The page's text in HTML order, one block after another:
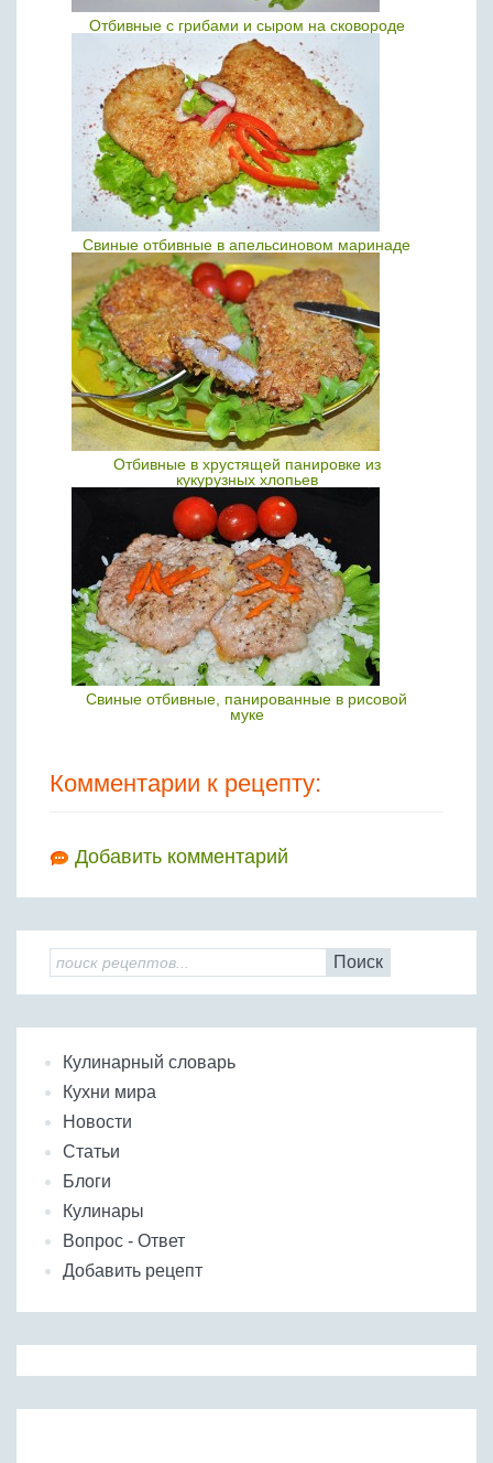
Отбивные с грибами и сыром на сковороде
Свиные отбивные в апельсиновом маринаде
Отбивные в хрустящей панировке из
кукурузных хлопьев
Свиные отбивные, панированные в рисовой
муке
Комментарии к рецепту:
Добавить комментарий
Поиск
Кулинарный словарь
Кухни мира
Новости
Статьи
Блоги
Кулинары
Вопрос - Ответ
Добавить рецепт